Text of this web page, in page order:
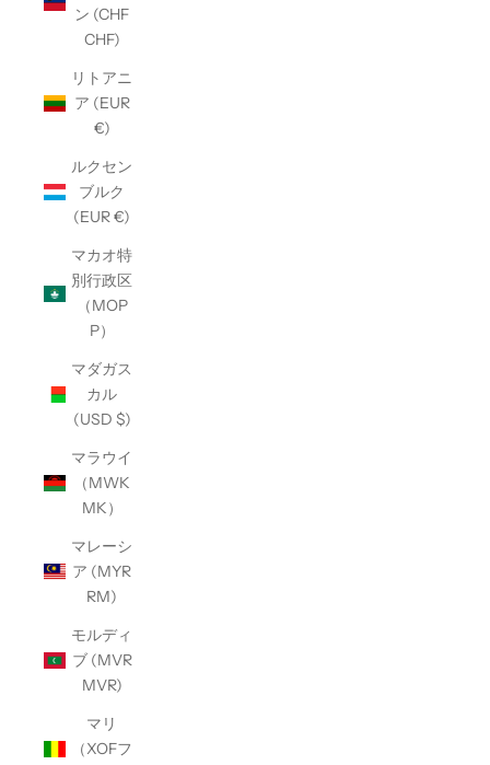
ン (CHF
CHF)
リトアニ
ア (EUR
€)
ルクセン
ブルク
(EUR €)
マカオ特
別行政区
（MOP
P）
マダガス
カル
(USD $)
マラウイ
（MWK
MK）
マレーシ
ア (MYR
RM)
モルディ
ブ (MVR
MVR)
マリ
（XOFフ